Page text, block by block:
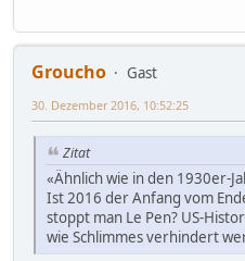
Groucho
Gast
30. Dezember 2016, 10:52:25
Zitat
«Ähnlich wie in den 1930er-
Ist 2016 der Anfang vom
stoppt man Le Pen? US-
wie Schlimmes verhindert